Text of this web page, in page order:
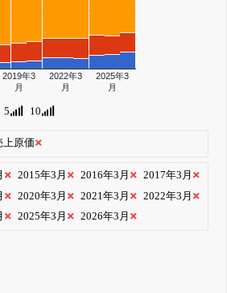
2019年3
月
2022年3
月
2025年3
月
5 10
上原価
2015年3月 2016年3月
2017年3月
2020年3月 2021年3月
2022年3月
2025年3月 2026年3月